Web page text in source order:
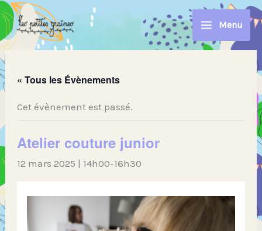
Aller
au
contenu
Menu
« Tous les Évènements
Cet évènement est passé.
Atelier couture junior
12 mars 2025 | 14h00-16h30